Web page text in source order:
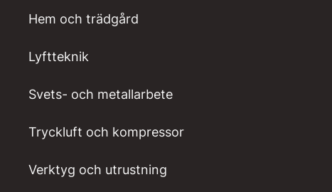
Hem och trädgård
Lyftteknik
Svets- och metallarbete
Tryckluft och kompressor
Verktyg och utrustning